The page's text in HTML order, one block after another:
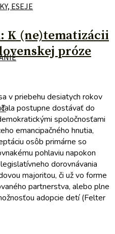
ESEJE
K (ne)tematizácii
próze
v priebehu desiatych rokov
postupne dostávať do
spoločnosťami
emancipačného hnutia,
osôb primárne so
pohlaviu napokon
dorovnávania
majoritou, či už vo forme
partnerstva, alebo plne
adopcie detí (Felter